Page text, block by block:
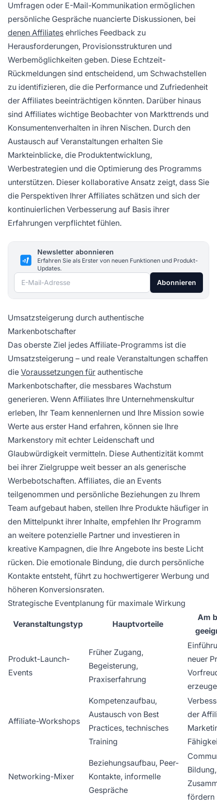
Umfragen oder E-Mail-Kommunikation ermöglichen
persönliche Gespräche nuancierte Diskussionen, bei
denen Affiliates ehrliches Feedback zu
Herausforderungen, Provisionsstrukturen und
Werbemöglichkeiten geben. Diese Echtzeit-
Rückmeldungen sind entscheidend, um Schwachstellen
zu identifizieren, die die Performance und Zufriedenheit
der Affiliates beeinträchtigen könnten. Darüber hinaus
sind Affiliates wichtige Beobachter von Markttrends und
Konsumentenverhalten in ihren Nischen. Durch den
Austausch auf Veranstaltungen erhalten Sie
Markteinblicke, die Produktentwicklung,
Werbestrategien und die Optimierung des Programms
unterstützen. Dieser kollaborative Ansatz zeigt, dass Sie
die Perspektiven Ihrer Affiliates schätzen und sich der
kontinuierlichen Verbesserung auf Basis ihrer
Erfahrungen verpflichtet fühlen.
Newsletter abonnieren
Erfahren Sie als Erster von neuen Funktionen und Produkt-
Updates.
E-Mail-Adresse Abonnieren
Umsatzsteigerung durch authentische
Markenbotschafter
Das oberste Ziel jedes Affiliate-Programms ist die
Umsatzsteigerung – und reale Veranstaltungen schaffen
die Voraussetzungen für authentische
Markenbotschafter, die messbares Wachstum
generieren. Wenn Affiliates Ihre Unternehmenskultur
erleben, Ihr Team kennenlernen und Ihre Mission sowie
Werte aus erster Hand erfahren, können sie Ihre
Markenstory mit echter Leidenschaft und
Glaubwürdigkeit vermitteln. Diese Authentizität kommt
bei ihrer Zielgruppe weit besser an als generische
Werbebotschaften. Affiliates, die an Events
teilgenommen und persönliche Beziehungen zu Ihrem
Team aufgebaut haben, stellen Ihre Produkte häufiger in
den Mittelpunkt ihrer Inhalte, empfehlen Ihr Programm
an weitere potenzielle Partner und investieren in
kreative Kampagnen, die Ihre Angebote ins beste Licht
rücken. Die emotionale Bindung, die durch persönliche
Kontakte entsteht, führt zu hochwertigerer Werbung und
höheren Konversionsraten.
Strategische Eventplanung für maximale Wirkung
Veranstaltungstyp Hauptvorteile
Am
Produkt-Launch-
Events
Früher Zugang,
Begeisterung,
Praxiserfahrung
neuer
Affiliate-Workshops
Kompetenzaufbau,
Austausch von Best
Practices, technisches
Training
der
Networking-Mixer
Beziehungsaufbau, Peer-
Kontakte, informelle
Gespräche
Bildung,
fördern